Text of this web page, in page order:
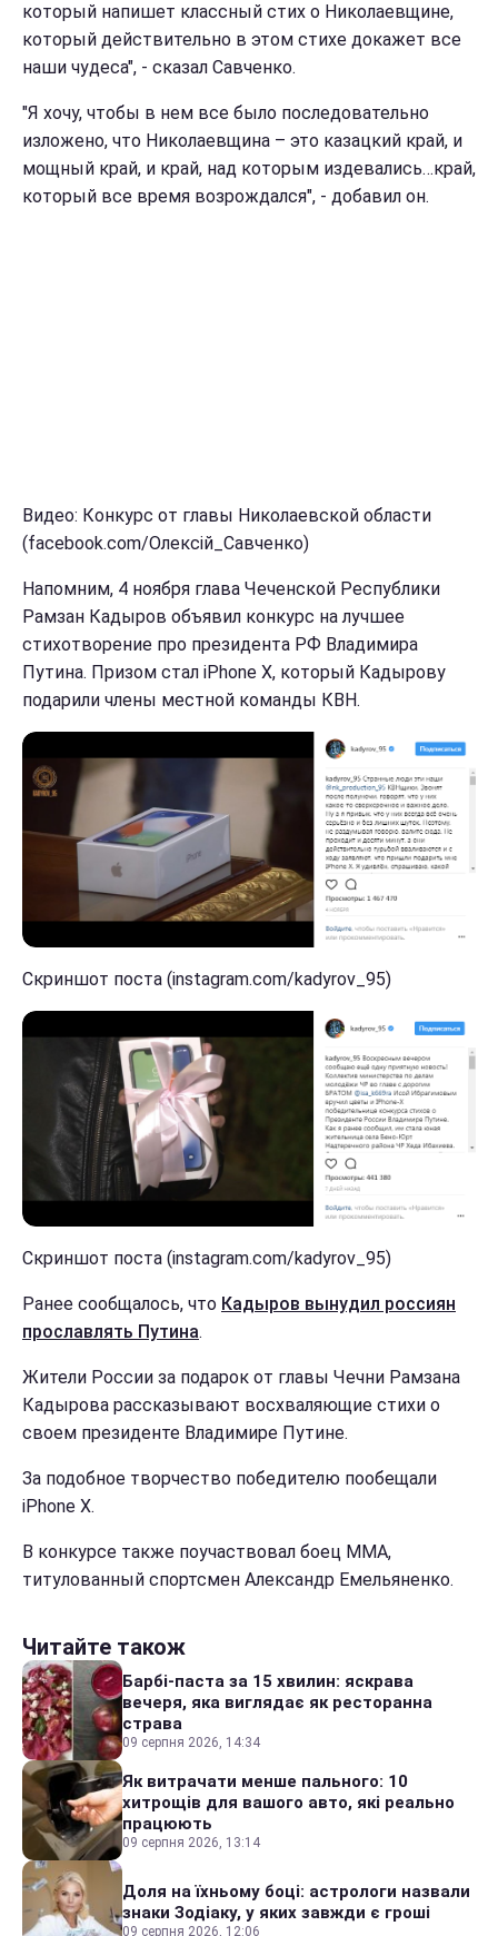
который напишет классный стих о Николаевщине,
который действительно в этом стихе докажет все
наши чудеса", - сказал Савченко.
"Я хочу, чтобы в нем все было последовательно
изложено, что Николаевщина – это казацкий край, и
мощный край, и край, над которым издевались…край,
который все время возрождался", - добавил он.
Видео: Конкурс от главы Николаевской области
(facebook.com/Олексій_Савченко)
Напомним, 4 ноября глава Чеченской Республики
Рамзан Кадыров объявил конкурс на лучшее
стихотворение про президента РФ Владимира
Путина. Призом стал iPhone X, который Кадырову
подарили члены местной команды КВН.
Скриншот поста (instagram.com/kadyrov_95)
Скриншот поста (instagram.com/kadyrov_95)
Ранее сообщалось, что Кадыров вынудил россиян
прославлять Путина.
Жители России за подарок от главы Чечни Рамзана
Кадырова рассказывают восхваляющие стихи о
своем президенте Владимире Путине.
За подобное творчество победителю пообещали
iPhone X.
В конкурсе также поучаствовал боец ММА,
титулованный спортсмен Александр Емельяненко.
Читайте також
Барбі-паста за 15 хвилин: яскрава
вечеря, яка виглядає як ресторанна
страва
09 серпня 2026, 14:34
Як витрачати менше пального: 10
хитрощів для вашого авто, які реально
працюють
09 серпня 2026, 13:14
Доля на їхньому боці: астрологи назвали
знаки Зодіаку, у яких завжди є гроші
09 серпня 2026, 12:06